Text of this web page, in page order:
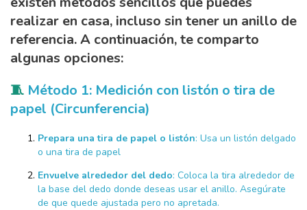
realizar en casa, incluso sin tener un anillo de
referencia. A continuación, te comparto
algunas opciones:
🧵 Método 1: Medición con listón o tira de
papel (Circunferencia)
Prepara una tira de papel o listón: Usa un listón delgado
o una tira de papel
Envuelve alrededor del dedo: Coloca la tira alrededor de
la base del dedo donde deseas usar el anillo. Asegúrate
de que quede ajustada pero no apretada.